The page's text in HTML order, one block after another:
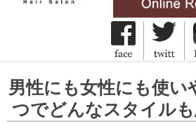
HOME
ホーム
男性にも女性にも使い
つでどんなスタイルも